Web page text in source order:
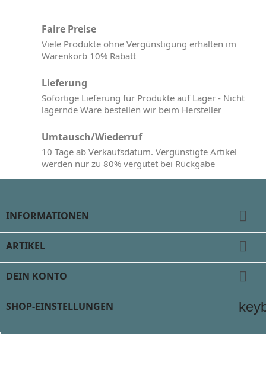
Faire Preise
Viele Produkte ohne Vergünstigung erhalten im
Warenkorb 10% Rabatt
Lieferung
Sofortige Lieferung für Produkte auf Lager - Nicht
lagernde Ware bestellen wir beim Hersteller
Umtausch/Wiederruf
10 Tage ab Verkaufsdatum. Vergünstigte Artikel
werden nur zu 80% vergütet bei Rückgabe
INFORMATIONEN 
ARTIKEL 
DEIN KONTO 
SHOP-EINSTELLUNGEN